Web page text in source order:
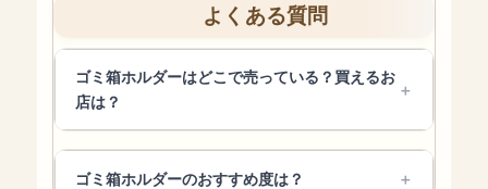
よくある質問
ゴミ箱ホルダーはどこで売っている？買えるお
店は？
ゴミ箱ホルダーのおすすめ度は？